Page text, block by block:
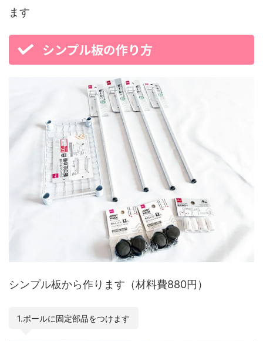
ます
シンプル板の作り方
シンプル板から作ります（材料費880円）
1.ポールに固定部品をつけます